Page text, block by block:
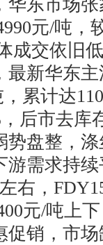
华东市场
元/吨，
成交依旧
新华东
累计达
后市去库
盘整，
需求持
右，
元/吨上
销，市